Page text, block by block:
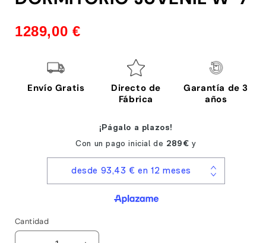
1
ventana
modal
1289,00 €
Envío Gratis
Directo de
Fábrica
Garantía de 3
años
Cantidad